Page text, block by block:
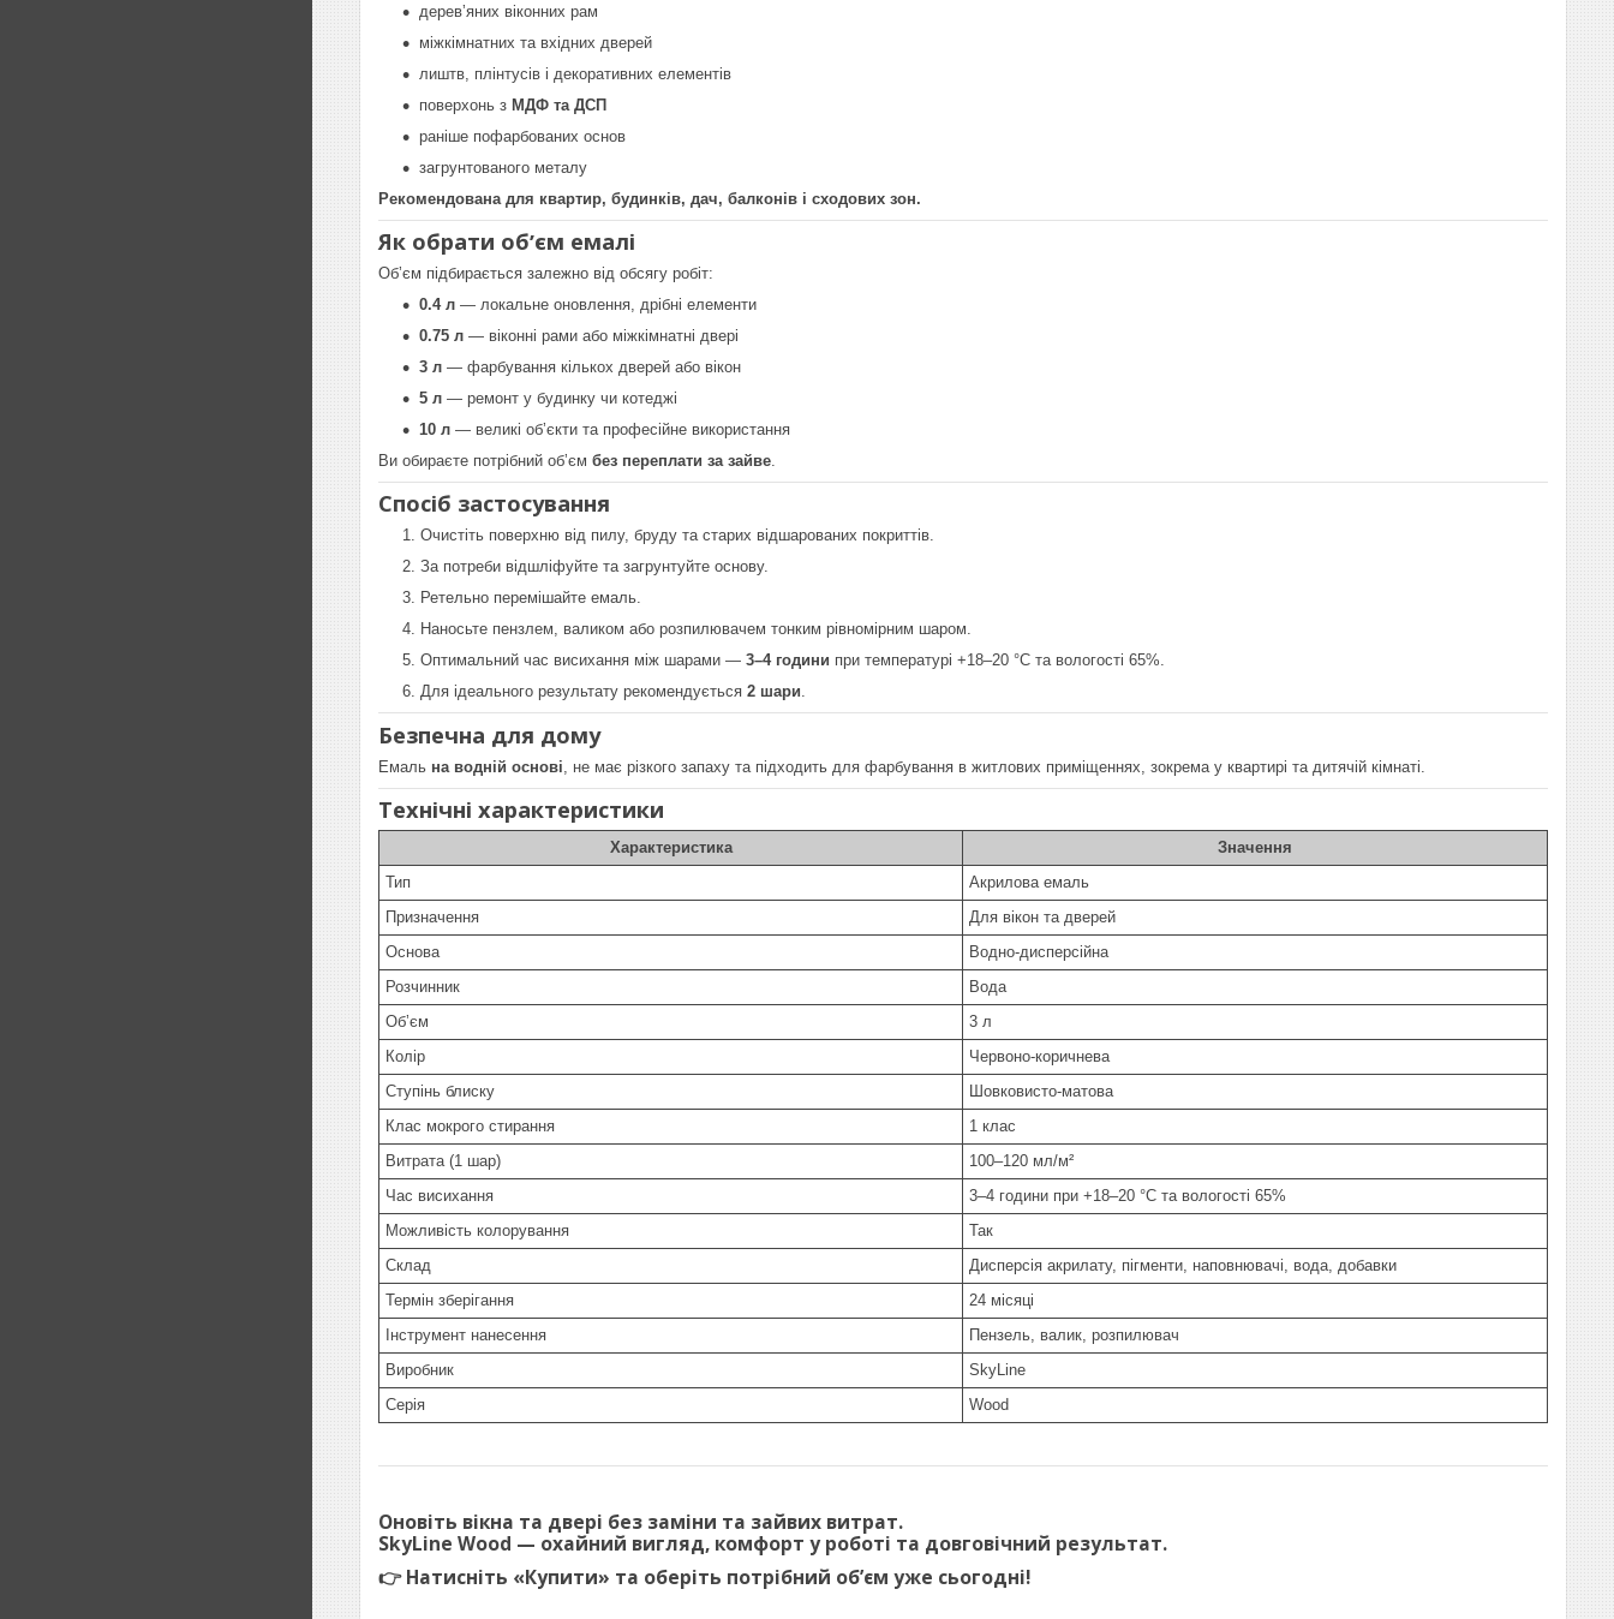
деревʼяних віконних рам
міжкімнатних та вхідних дверей
лиштв, плінтусів і декоративних елементів
поверхонь з МДФ та ДСП
раніше пофарбованих основ
загрунтованого металу
Рекомендована для квартир, будинків, дач, балконів і сходових зон.
Як обрати обʼєм емалі
Обʼєм підбирається залежно від обсягу робіт:
0.4 л — локальне оновлення, дрібні елементи
0.75 л — віконні рами або міжкімнатні двері
3 л — фарбування кількох дверей або вікон
5 л — ремонт у будинку чи котеджі
10 л — великі обʼєкти та професійне використання
Ви обираєте потрібний обʼєм без переплати за зайве.
Спосіб застосування
Очистіть поверхню від пилу, бруду та старих відшарованих покриттів.
За потреби відшліфуйте та загрунтуйте основу.
Ретельно перемішайте емаль.
Наносьте пензлем, валиком або розпилювачем тонким рівномірним шаром.
Оптимальний час висихання між шарами — 3–4 години при температурі +18–20 °C та вологості 65%.
Для ідеального результату рекомендується 2 шари.
Безпечна для дому
Емаль на водній основі , не має різкого запаху та підходить для фарбування в житлових приміщеннях, зокрема у квартирі та дитячій кімнаті.
Технічні характеристики
Характеристика
Значення
Тип
Акрилова емаль
Призначення
Для вікон та дверей
Основа
Водно-дисперсійна
Розчинник
Вода
Обʼєм
3 л
Колір
Червоно-коричнева
Ступінь блиску
Шовковисто-матова
Клас мокрого стирання
1 клас
Витрата (1 шар)
100–120 мл/м²
Час висихання
3–4 години при +18–20 °C та вологості 65%
Можливість колорування
Так
Склад
Дисперсія акрилату, пігменти, наповнювачі, вода, добавки
Термін зберігання
24 місяці
Інструмент нанесення
Пензель, валик, розпилювач
Виробник
SkyLine
Серія
Wood
Оновіть вікна та двері без заміни та зайвих витрат.
SkyLine Wood — охайний вигляд, комфорт у роботі та довговічний результат.
👉Натисніть «Купити» та оберіть потрібний обʼєм уже сьогодні!